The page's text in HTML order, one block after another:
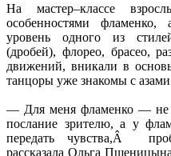
На мастер–классе
особенностями
уровень одного из
(дробей), флорео, брасео,
движений, вникали в
танцоры уже знакомы с азами
— Для меня фламенко — не
послание зрителю, а у
передать чувства,Â
рассказала Ольга